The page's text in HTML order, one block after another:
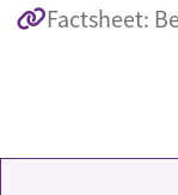
Factsheet: